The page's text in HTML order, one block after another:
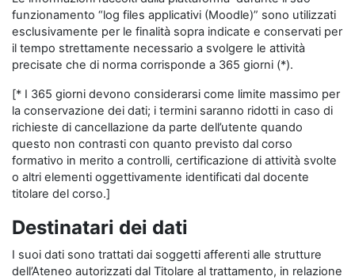
funzionamento “log files applicativi (Moodle)” sono utilizzati
esclusivamente per le finalità sopra indicate e conservati per
il tempo strettamente necessario a svolgere le attività
precisate che di norma corrisponde a 365 giorni (*).
[* I 365 giorni devono considerarsi come limite massimo per
la conservazione dei dati; i termini saranno ridotti in caso di
richieste di cancellazione da parte dell’utente quando
questo non contrasti con quanto previsto dal corso
formativo in merito a controlli, certificazione di attività svolte
o altri elementi oggettivamente identificati dal docente
titolare del corso.]
Destinatari dei dati
I suoi dati sono trattati dai soggetti afferenti alle strutture
dell’Ateneo autorizzati dal Titolare al trattamento, in relazione